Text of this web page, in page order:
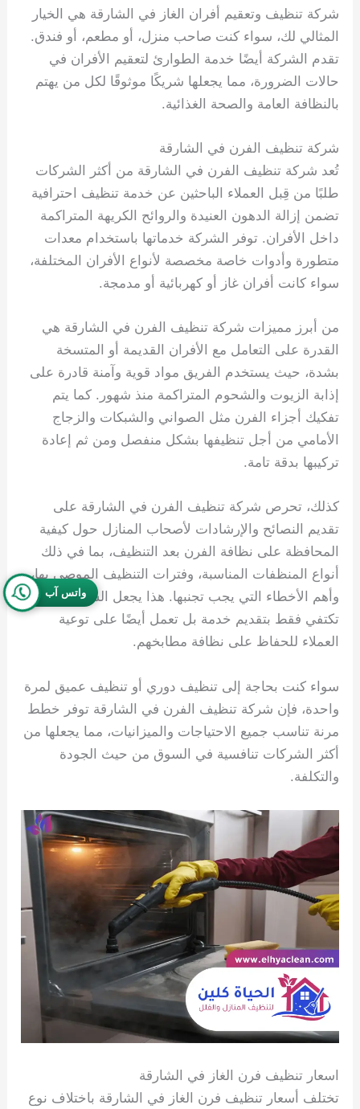
شركة تنظيف وتعقيم أفران الغاز في الشارقة هي الخيار
المثالي لك، سواء كنت صاحب منزل، أو مطعم، أو فندق.
تقدم الشركة أيضًا خدمة الطوارئ لتعقيم الأفران في
حالات الضرورة، مما يجعلها شريكًا موثوقًا لكل من يهتم
بالنظافة العامة والصحة الغذائية.
شركة تنظيف الفرن في الشارقة
تُعد شركة تنظيف الفرن في الشارقة من أكثر الشركات
طلبًا من قِبل العملاء الباحثين عن خدمة تنظيف احترافية
تضمن إزالة الدهون العنيدة والروائح الكريهة المتراكمة
داخل الأفران. توفر الشركة خدماتها باستخدام معدات
متطورة وأدوات خاصة مخصصة لأنواع الأفران المختلفة،
سواء كانت أفران غاز أو كهربائية أو مدمجة.
من أبرز مميزات شركة تنظيف الفرن في الشارقة هي
القدرة على التعامل مع الأفران القديمة أو المتسخة
بشدة، حيث يستخدم الفريق مواد قوية وآمنة قادرة على
إذابة الزيوت والشحوم المتراكمة منذ شهور. كما يتم
تفكيك أجزاء الفرن مثل الصواني والشبكات والزجاج
الأمامي من أجل تنظيفها بشكل منفصل ومن ثم إعادة
تركيبها بدقة تامة.
كذلك، تحرص شركة تنظيف الفرن في الشارقة على
تقديم النصائح والإرشادات لأصحاب المنازل حول كيفية
المحافظة على نظافة الفرن بعد التنظيف، بما في ذلك
أنواع المنظفات المناسبة، وفترات التنظيف الموصى بها،
وأهم الأخطاء التي يجب تجنبها. هذا يجعل الشركة لا
تكتفي فقط بتقديم خدمة بل تعمل أيضًا على توعية
العملاء للحفاظ على نظافة مطابخهم.
سواء كنت بحاجة إلى تنظيف دوري أو تنظيف عميق لمرة
واحدة، فإن شركة تنظيف الفرن في الشارقة توفر خطط
مرنة تناسب جميع الاحتياجات والميزانيات، مما يجعلها من
أكثر الشركات تنافسية في السوق من حيث الجودة
والتكلفة.
اسعار تنظيف فرن الغاز في الشارقة
تختلف أسعار تنظيف فرن الغاز في الشارقة باختلاف نوع
واتس آب